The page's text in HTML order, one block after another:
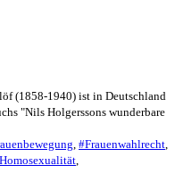
(1858-1940) ist in Deutschland
"Nils Holgerssons wunderbare
, #Frauenwahlrecht,
,